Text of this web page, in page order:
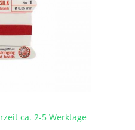
ca. 2-5 Werktage